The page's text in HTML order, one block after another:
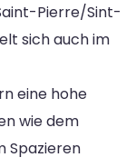
Pierre/Sint-
sich auch im
eine hohe
wie dem
Spazieren